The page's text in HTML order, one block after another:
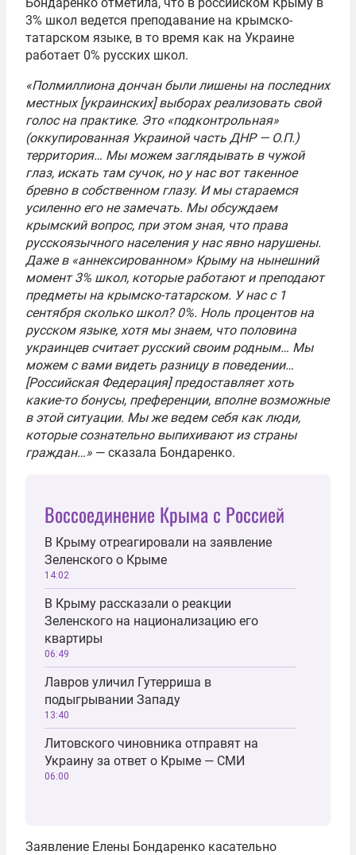
3% школ ведется преподавание на крымско-
татарском языке, в то время как на Украине
работает 0% русских школ.
«Полмиллиона дончан были лишены на последних
местных [украинских] выборах реализовать свой
голос на практике. Это «подконтрольная»
(оккупированная Украиной часть ДНР — О.П.)
территория… Мы можем заглядывать в чужой
глаз, искать там сучок, но у нас вот такенное
бревно в собственном глазу. И мы стараемся
усиленно его не замечать. Мы обсуждаем
крымский вопрос, при этом зная, что права
русскоязычного населения у нас явно нарушены.
Даже в «аннексированном» Крыму на нынешний
момент 3% школ, которые работают и преподают
предметы на крымско-татарском. У нас с 1
сентября сколько школ? 0%. Ноль процентов на
русском языке, хотя мы знаем, что половина
украинцев считает русский своим родным… Мы
можем с вами видеть разницу в поведении…
[Российская Федерация] предоставляет хоть
какие-то бонусы, преференции, вполне возможные
в этой ситуации. Мы же ведем себя как люди,
которые сознательно выпихивают из страны
граждан…» — сказала Бондаренко.
Воссоединение Крыма с Россией
В Крыму отреагировали на заявление
Зеленского о Крыме
14:02
В Крыму рассказали о реакции
Зеленского на национализацию его
квартиры
06:49
Лавров уличил Гутерриша в
подыгрывании Западу
13:40
Литовского чиновника отправят на
Украину за ответ о Крыме — СМИ
06:00
Заявление Елены Бондаренко касательно